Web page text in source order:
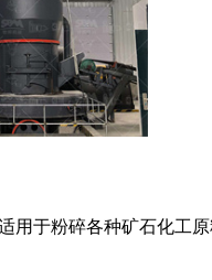
用于粉碎各种矿石化工